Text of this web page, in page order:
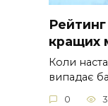
кращих
Коли
випадає
0